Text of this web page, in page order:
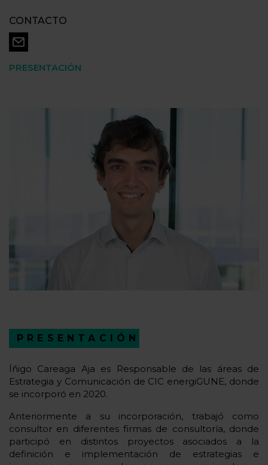
CONTACTO
PRESENTACIÓN
PRESENTACIÓN
Íñigo Careaga Aja es Responsable de las áreas de
Estrategia y Comunicación de CIC energiGUNE, donde
se incorporó en 2020.
Anteriormente a su incorporación, trabajó como
consultor en diferentes firmas de consultoría, donde
participó en distintos proyectos asociados a la
definición e implementación de estrategias e